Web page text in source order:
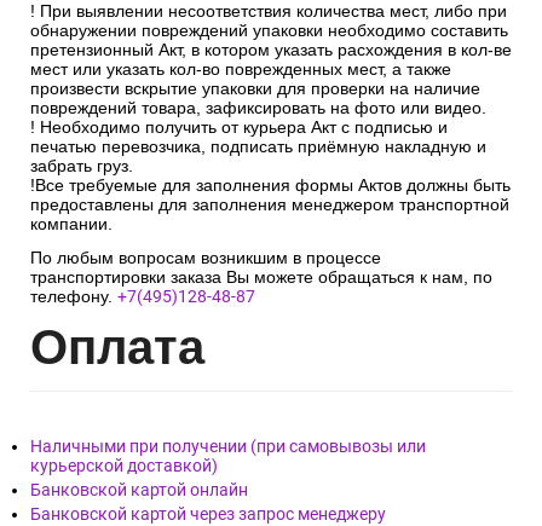
! При выявлении несоответствия количества мест, либо при
обнаружении повреждений упаковки необходимо составить
претензионный Акт, в котором указать расхождения в кол-ве
мест или указать кол-во поврежденных мест, а также
произвести вскрытие упаковки для проверки на наличие
повреждений товара, зафиксировать на фото или видео.
! Необходимо получить от курьера Акт с подписью и
печатью перевозчика, подписать приёмную накладную и
забрать груз.
!Все требуемые для заполнения формы Актов должны быть
предоставлены для заполнения менеджером транспортной
компании.
По любым вопросам возникшим в процессе
транспортировки заказа Вы можете обращаться к нам, по
телефону. +7(495)128-48-87
Оплата
Наличными при получении (при самовывозы или
курьерской доставкой)
Банковской картой онлайн
Банковской картой через запрос менеджеру